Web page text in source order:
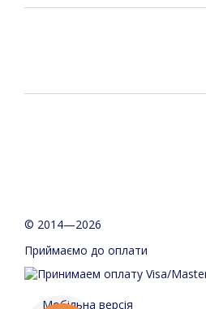
© 2014—2026
Приймаємо до оплати
Мобільна версія